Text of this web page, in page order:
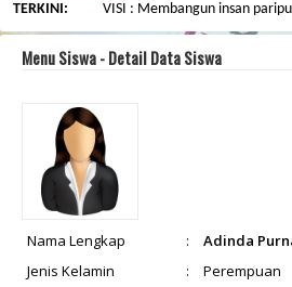
Kegiatan Sekolah
Data Personalia
Informasi
Galeri & Arsip
Web Link
Kontak Kami
TERKINI: VISI : Membangun insan
Menu Siswa - Detail Data Siswa
Nama Lengkap :
Adinda
Jenis Kelamin
:
Perempuan